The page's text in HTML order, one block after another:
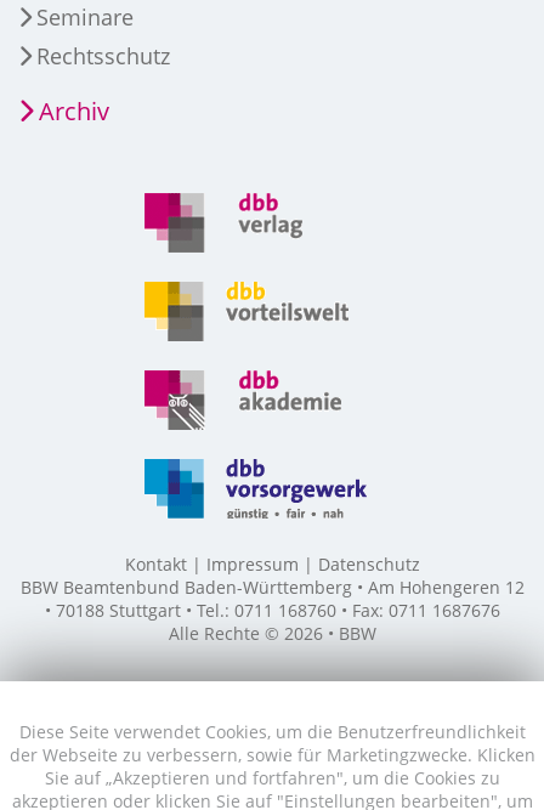
Diese Seite verwendet Cookies, um die Benutzerfreundlichkeit
der Webseite zu verbessern, sowie für Marketingzwecke. Klicken
Sie auf „Akzeptieren und fortfahren", um die Cookies zu
akzeptieren oder klicken Sie auf "Einstellungen bearbeiten", um
Seminare
Rechtsschutz
Archiv
Kontakt Impressum
Datenschutz
BBW Beamtenbund Baden-Württemberg • Am Hohengeren 12
• 70188 Stuttgart • Tel.: 0711 168760 • Fax: 0711 1687676
Alle Rechte © 2026 • BBW